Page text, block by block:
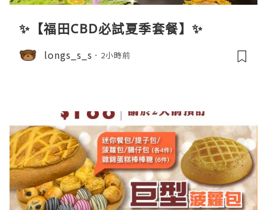
✨【福田CBD必試夏季套餐】✨
longs_s_s 2小時前